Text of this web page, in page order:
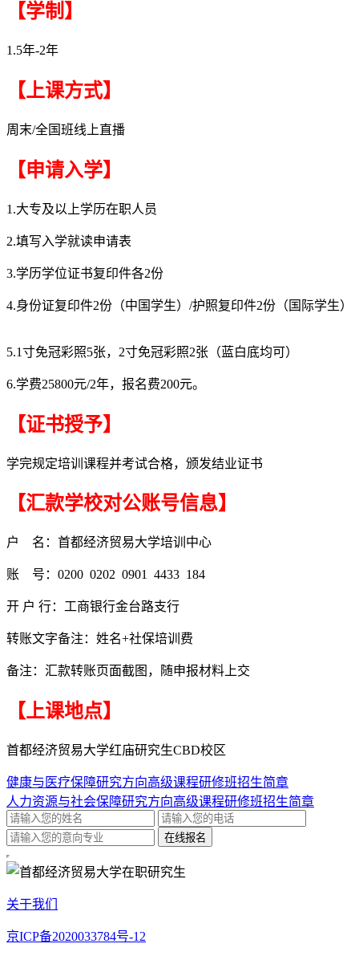
【学制】
1.5年-2年
【上课方式】
周末/全国班线上直播
【申请入学】
1.大专及以上学历在职人员
2.填写入学就读申请表
3.学历学位证书复印件各2份
4.身份证复印件2份（中国学生）/护照复印件2份（国际学生）
5.1寸免冠彩照5张，2寸免冠彩照2张（蓝白底均可）
6.学费25800元/2年，报名费200元。
【证书授予】
学完规定培训课程并考试合格，颁发结业证书
【汇款学校对公账号信息】
户 名：首都经济贸易大学培训中心
账 号：0200 0202 0901 4433 184
开 户 行：工商银行金台路支行
转账文字备注：姓名+社保培训费
备注：汇款转账页面截图，随申报材料上交
【上课地点】
首都经济贸易大学红庙研究生CBD校区
健康与医疗保障研究方向高级课程研修班招生简章
人力资源与社会保障研究方向高级课程研修班招生简章
关于我们
京ICP备2020033784号-12